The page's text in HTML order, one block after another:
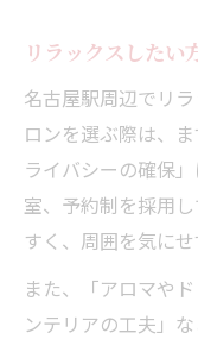
リラックスしたい
名古屋駅周辺でリ
ロンを選ぶ際は、
ライバシーの確保
室、予約制を採用
すく、周囲を気に
また、「アロマや
ンテリアの工夫」